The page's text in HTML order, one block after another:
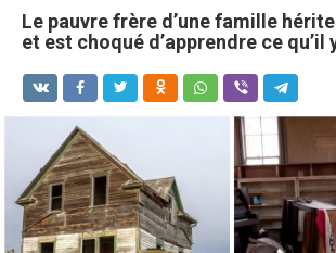
Le pauvre frère d’une famille
et est choqué d’apprendre ce qu’il